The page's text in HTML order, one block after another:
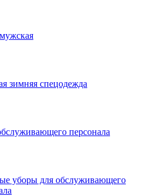
зимняя спецодежда
персонала
уборы для обслуживающего